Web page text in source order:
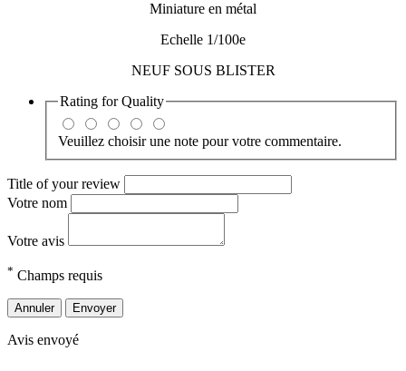
Miniature en métal
Echelle 1/100e
NEUF SOUS BLISTER
Rating forQuality
Veuillez choisir une note pour votre commentaire.
Title of your review
Votre nom
Votre avis
* Champs requis
Annuler Envoyer
Avis envoyé